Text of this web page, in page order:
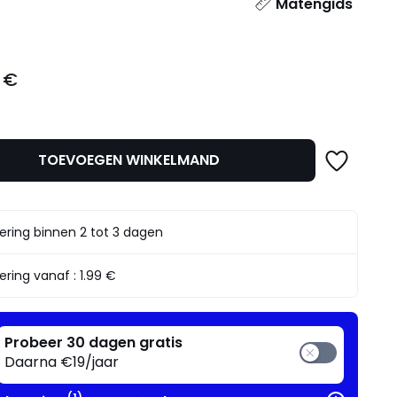
€
TOEVOEGEN WINKELMAND
binnen 2 tot 3 dagen
vanaf :1.99 €
Probeer 30 dagen gratis
Daarna €19/jaar